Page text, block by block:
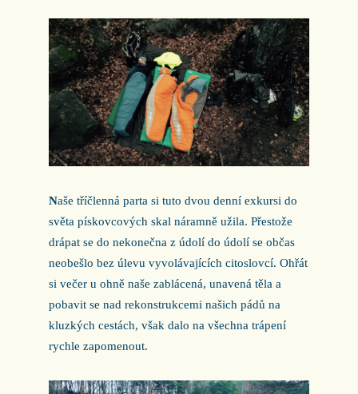
Naše tříčlenná parta si tuto dvou denní exkursi do
světa pískovcových skal náramně užila. Přestože
drápat se do nekonečna z údolí do údolí se občas
neobešlo bez úlevu vyvolávajících citoslovcí. Ohřát
si večer u ohně naše zablácená, unavená těla a
pobavit se nad rekonstrukcemi našich pádů na
kluzkých cestách, však dalo na všechna trápení
rychle zapomenout.